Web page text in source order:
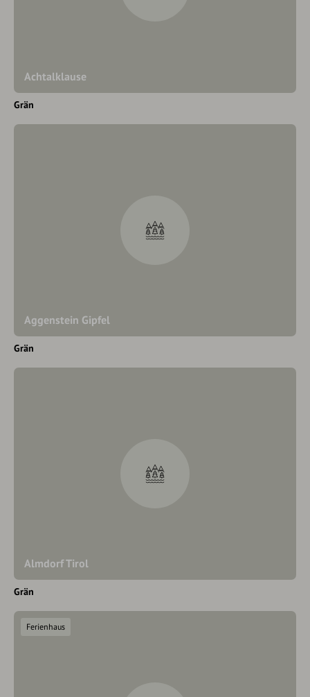
Achtalklause
Grän
Aggenstein Gipfel
Grän
Almdorf Tirol
Grän
Ferienhaus